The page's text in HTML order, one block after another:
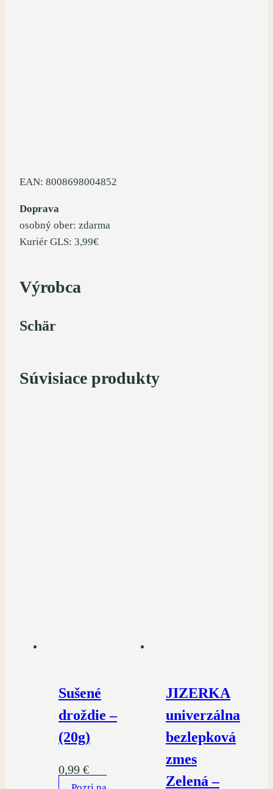
EAN: 8008698004852
Doprava
osobný ober: zdarma
Kuriér GLS: 3,99€
Výrobca
Schär
Súvisiace produkty
Sušené
droždie –
(20g)
0,99 €
JIZERKA
univerzálna
bezlepková
zmes
Zelená –